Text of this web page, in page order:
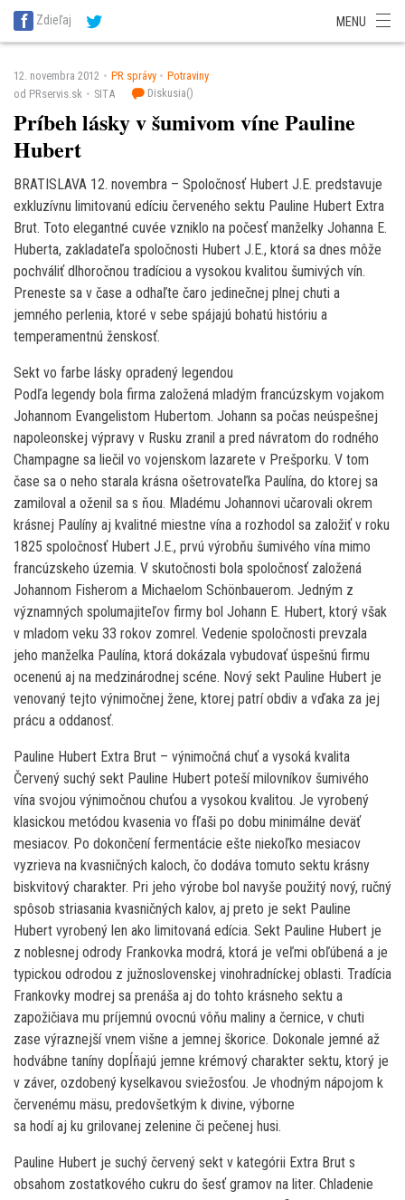
SITA Energetika
SITA Potravinárstvo
Zdieľaj MENU
12. novembra 2012 PR správy
Potraviny
od PRservis.sk
SITA Diskusia()
Príbeh lásky v šumivom víne Pauline
Hubert
BRATISLAVA 12. novembra – Spoločnosť Hubert J.E. predstavuje
exkluzívnu limitovanú edíciu červeného sektu Pauline Hubert Extra
Brut. Toto elegantné cuvée vzniklo na počesť manželky Johanna E.
Huberta, zakladateľa spoločnosti Hubert J.E., ktorá sa dnes môže
pochváliť dlhoročnou tradíciou a vysokou kvalitou šumivých vín.
Preneste sa v čase a odhaľte čaro jedinečnej plnej chuti a
jemného perlenia, ktoré v sebe spájajú bohatú históriu a
temperamentnú ženskosť.
Sekt vo farbe lásky opradený legendou
Podľa legendy bola firma založená mladým francúzskym vojakom
Johannom Evangelistom Hubertom. Johann sa počas neúspešnej
napoleonskej výpravy v Rusku zranil a pred návratom do rodného
Champagne sa liečil vo vojenskom lazarete v Prešporku. V tom
čase sa o neho starala krásna ošetrovateľka Paulína, do ktorej sa
zamiloval a oženil sa s ňou. Mladému Johannovi učarovali okrem
krásnej Paulíny aj kvalitné miestne vína a rozhodol sa založiť v roku
1825 spoločnosť Hubert J.E., prvú výrobňu šumivého vína mimo
francúzskeho územia. V skutočnosti bola spoločnosť založená
Johannom Fisherom a Michaelom Schönbauerom. Jedným z
významných spolumajiteľov firmy bol Johann E. Hubert, ktorý však
v mladom veku 33 rokov zomrel. Vedenie spoločnosti prevzala
jeho manželka Paulína, ktorá dokázala vybudovať úspešnú firmu
ocenenú aj na medzinárodnej scéne. Nový sekt Pauline Hubert je
venovaný tejto výnimočnej žene, ktorej patrí obdiv a vďaka za jej
prácu a oddanosť.
Pauline Hubert Extra Brut – výnimočná chuť a vysoká kvalita
Červený suchý sekt Pauline Hubert poteší milovníkov šumivého
vína svojou výnimočnou chuťou a vysokou kvalitou. Je vyrobený
klasickou metódou kvasenia vo fľaši po dobu minimálne deväť
mesiacov. Po dokončení fermentácie ešte niekoľko mesiacov
vyzrieva na kvasničných kaloch, čo dodáva tomuto sektu krásny
biskvitový charakter. Pri jeho výrobe bol navyše použitý nový, ručný
spôsob striasania kvasničných kalov, aj preto je sekt Pauline
Hubert vyrobený len ako limitovaná edícia. Sekt Pauline Hubert je
z noblesnej odrody Frankovka modrá, ktorá je veľmi obľúbená a je
typickou odrodou z južnoslovenskej vinohradníckej oblasti. Tradícia
Frankovky modrej sa prenáša aj do tohto krásneho sektu a
zapožičiava mu príjemnú ovocnú vôňu maliny a černice, v chuti
zase výraznejší vnem višne a jemnej škorice. Dokonale jemné až
hodvábne taníny dopĺňajú jemne krémový charakter sektu, ktorý je
v záver, ozdobený kyselkavou sviežosťou. Je vhodným nápojom k
červenému mäsu, predovšetkým k divine, výborne
sa hodí aj ku grilovanej zelenine či pečenej husi.
Pauline Hubert je suchý červený sekt v kategórii Extra Brut s
obsahom zostatkového cukru do šesť gramov na liter. Chladenie